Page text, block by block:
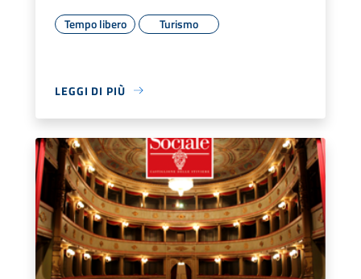
Tempo libero Turismo
LEGGI DI PIÙ